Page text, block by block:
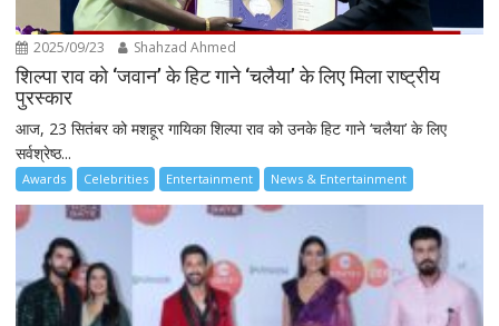
2025/09/23 Shahzad Ahmed
शिल्पा राव को ‘जवान’ के हिट गाने ‘चलैया’ के लिए मिला राष्ट्रीय
पुरस्कार
आज, 23 सितंबर को मशहूर गायिका शिल्पा राव को उनके हिट गाने ‘चलैया’ के लिए
सर्वश्रेष्ठ...
Awards Celebrities Entertainment News & Entertainment